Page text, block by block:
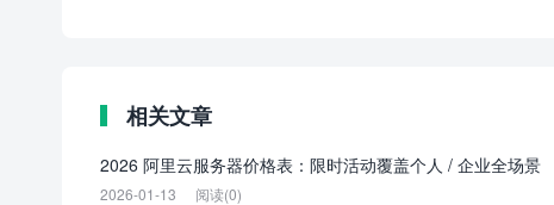
相关文章
2026 阿里云服务器价格表：限时活动覆盖个人 / 企业全场景
2026-01-13 阅读(0)